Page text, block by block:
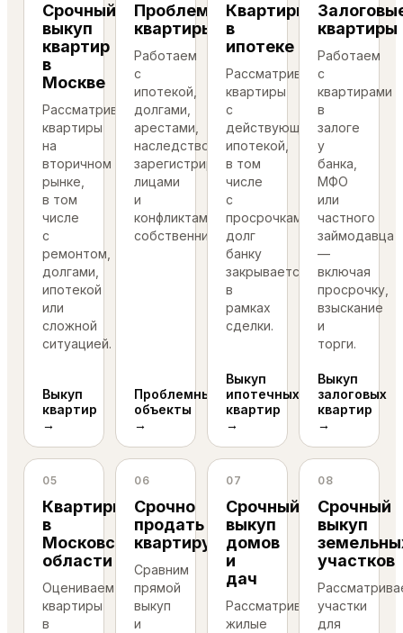
Срочный
выкуп
квартир
в
Москве
Рассматриваем
квартиры
на
вторичном
рынке,
в том
числе
с
ремонтом,
долгами,
ипотекой
или
сложной
ситуацией.
Выкуп
квартир
→
Проблемные
квартиры
Работаем
с
ипотекой,
долгами,
арестами,
наследством,
зарегистрированными
лицами
и
конфликтами
собственников.
Проблемные
объекты
→
Квартиры
в
ипотеке
Рассматриваем
квартиры
с
действующей
ипотекой,
в том
числе
с
просрочками:
долг
банку
закрывается
в
рамках
сделки.
Выкуп
ипотечных
квартир
→
квартиры
Работаем
с
квартирами
в
залоге
у
банка,
МФО
или
частного
займодавца
—
включая
просрочку,
взыскание
и
торги.
Выкуп
залоговых
квартир
→
05
Квартиры
в
Московской
области
Оцениваем
квартиры
в
06
Срочно
продать
квартиру
Сравним
прямой
выкуп
и
07
Срочный
выкуп
домов
и
дач
Рассматриваем
жилые
08
Срочный
выкуп
участков
участки
для